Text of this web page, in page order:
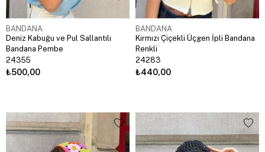
BANDANA
Deniz Kabuğu ve Pul Sallantılı
Bandana Pembe
24355
₺500,00
BANDANA
Kırmızı Çiçekli Üçgen İpli Bandana
Renkli
24283
₺440,00